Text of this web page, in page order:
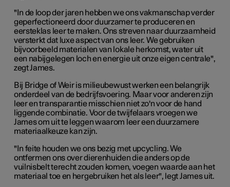
"In de loop der jaren hebben we ons vakmanschap verder
geperfectioneerd door duurzamer te produceren en
eersteklas leer te maken. Ons streven naar duurzaamheid
versterkt dat luxe aspect van ons leer. We gebruiken
bijvoorbeeld materialen van lokale herkomst, water uit
een nabijgelegen loch en energie uit onze eigen centrale",
zegt James.
Bij Bridge of Weir is milieubewust werken een belangrijk
onderdeel van de bedrijfsvoering. Maar voor anderen zijn
leer en transparantie misschien niet zo'n voor de hand
liggende combinatie. Voor de twijfelaars vroegen we
James om uit te leggen waarom leer een duurzamere
materiaalkeuze kan zijn.
"In feite houden we ons bezig met upcycling. We
ontfermen ons over dierenhuiden die anders op de
vuilnisbelt terecht zouden komen, voegen waarde aan het
materiaal toe en hergebruiken het als leer", legt James uit.